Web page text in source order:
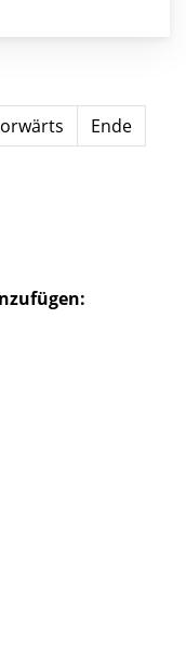
Ende